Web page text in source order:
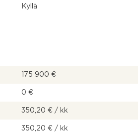
Kyllä
175 900 €
0 €
350,20 € / kk
350,20 € / kk